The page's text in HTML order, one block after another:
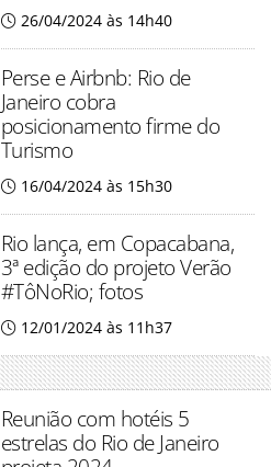
26/04/2024 às 14h40
Perse e Airbnb: Rio de
Janeiro cobra
posicionamento firme do
Turismo
16/04/2024 às 15h30
Rio lança, em Copacabana,
3ª edição do projeto Verão
#TôNoRio; fotos
12/01/2024 às 11h37
Reunião com hotéis 5
estrelas do Rio de Janeiro